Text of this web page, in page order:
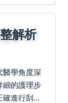
解析
醫學角度深
細的護理步
進行刮痧